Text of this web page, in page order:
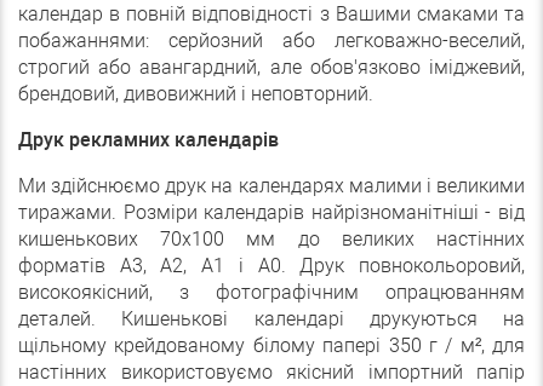
календар в повній відповідності з Вашими смаками та
побажаннями: серйозний або легковажно-веселий,
строгий або авангардний, але обов'язково іміджевий,
брендовий, дивовижний і неповторний.
Друк рекламних календарів
Ми здійснюємо друк на календарях малими і великими
тиражами. Розміри календарів найрізноманітніші - від
кишенькових 70х100 мм до великих настінних
форматів А3, А2, А1 і А0. Друк повнокольоровий,
високоякісний, з фотографічним опрацюванням
деталей. Кишенькові календарі друкуються на
щільному крейдованому білому папері 350 г / м², для
настінних використовуємо якісний імпортний папір